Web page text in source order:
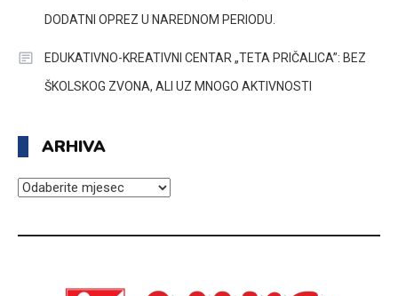
DODATNI OPREZ U NAREDNOM PERIODU.
EDUKATIVNO-KREATIVNI CENTAR „TETA PRIČALICA”: BEZ
ŠKOLSKOG ZVONA, ALI UZ MNOGO AKTIVNOSTI
ARHIVA
ARHIVA